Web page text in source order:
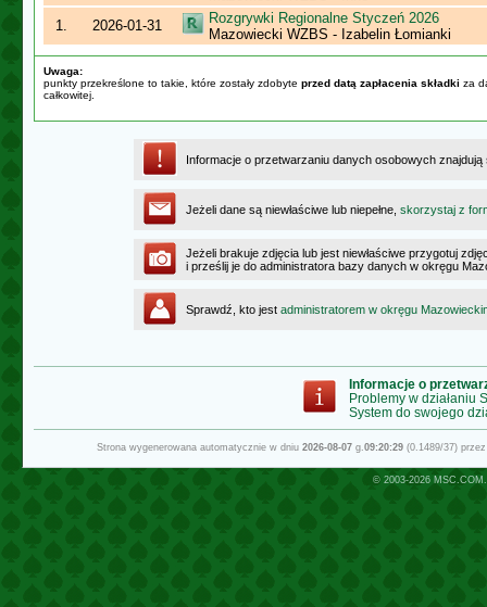
1.
2026-01-31
Rozgrywki Regionalne Styczeń 2026
Mazowiecki WZBS - Izabelin Łomianki
Uwaga:
punkty przekreślone to takie, które zostały zdobyte przed datą zapłacenia składki za
całkowitej.
Informacje o przetwarzaniu danych osobowych
Jeżeli dane są niewłaściwe lub niepełne, skorzystaj z
Jeżeli brakuje zdjęcia lub jest niewłaściwe przygotuj
i prześlij je do administratora bazy danych w okręgu
Sprawdź, kto jest administratorem w okręgu
Informacje o
Problemy w działaniu
System do swojego
Strona wygenerowana automatycznie w dniu 2026-08-07g.09:20:29(0.1489/37)
© 2003-2026